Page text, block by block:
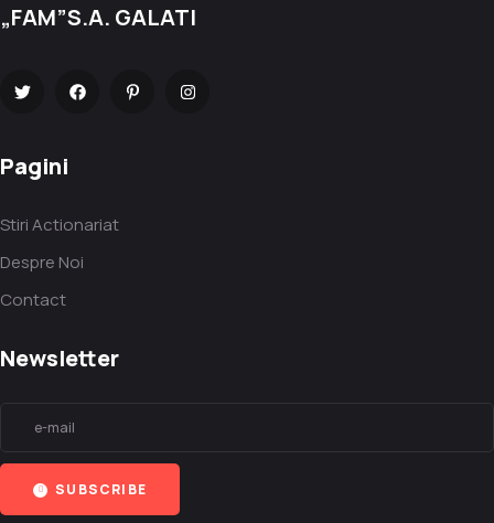
„FAM”S.A. GALATI
Pagini
Stiri Actionariat
Despre Noi
Contact
Newsletter
SUBSCRIBE